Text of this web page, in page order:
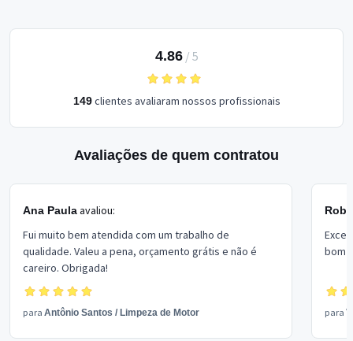
4.86/ 5
149clientes avaliaram nossos profissionais
Avaliações de quem contratou
Ana Paulaavaliou:
Fui muito bem atendida com um trabalho de
qualidade. Valeu a pena, orçamento grátis e não é
careiro. Obrigada!
para Antônio Santos / Limpeza de Motor
bom
para